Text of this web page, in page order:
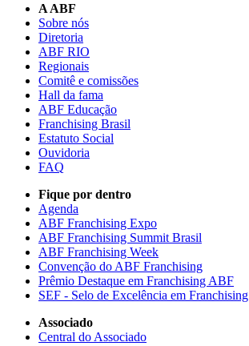
A ABF
Sobre nós
Diretoria
ABF RIO
Regionais
Comitê e comissões
Hall da fama
ABF Educação
Franchising Brasil
Estatuto Social
Ouvidoria
FAQ
Fique por dentro
Agenda
ABF Franchising Expo
ABF Franchising Summit Brasil
ABF Franchising Week
Convenção do ABF Franchising
Prêmio Destaque em Franchising ABF
SEF - Selo de Excelência em Franchising
Associado
Central do Associado